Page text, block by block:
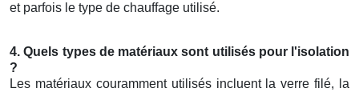
et parfois le type de chauffage utilisé.
4. Quels types de matériaux sont utilisés pour l'isolation
?
Les matériaux couramment utilisés incluent la verre filé, la